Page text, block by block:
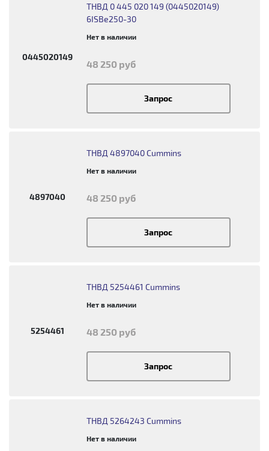
0445020149
ТНВД 0 445 020 149 (0445020149)
6ISBe250-30
Нет в наличии
48 250 руб
Запрос
4897040
ТНВД 4897040 Cummins
Нет в наличии
48 250 руб
Запрос
5254461
ТНВД 5254461 Cummins
Нет в наличии
48 250 руб
Запрос
ТНВД 5264243 Cummins
Нет в наличии